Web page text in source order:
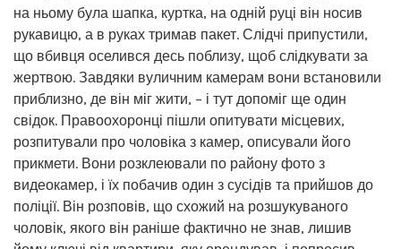
на ньому була шапка, куртка, на одній руці він носив
рукавицю, а в руках тримав пакет. Слідчі припустили,
що вбивця оселився десь поблизу, щоб слідкувати за
жертвою. Завдяки вуличним камерам вони встановили
приблизно, де він міг жити, – і тут допоміг ще один
свідок. Правоохоронці пішли опитувати місцевих,
розпитували про чоловіка з камер, описували його
прикмети. Вони розклеювали по району фото з
видеокамер, і їх побачив один з сусідів та прийшов до
поліції. Він розповів, що схожий на розшукуваного
чоловік, якого він раніше фактично не знав, лишив